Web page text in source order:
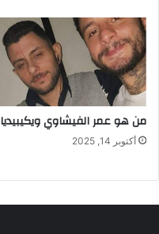
من هو عمر الفيشاوي ويكيبيديا
أكتوبر 14, 2025